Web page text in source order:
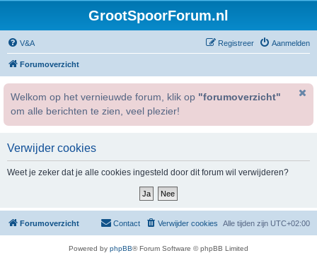
GrootSpoorForum.nl
V&A Aanmelden
Registreer
Forumoverzicht
Welkom op het vernieuwde forum, klik op "forumoverzicht"
om alle berichten te zien, veel plezier!
Verwijder cookies
Weet je zeker dat je alle cookies ingesteld door dit forum wil verwijderen?
Forumoverzicht Alle tijden zijn UTC+02:00
Verwijder cookies
Contact
Powered by phpBB® Forum Software © phpBB Limited